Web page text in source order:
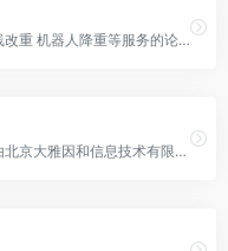
PaperTime,提供免费论文查重 在线改重 机器人降重等服务的论文检测系统
大雅,专业的论文相似度分析平台,由北京大雅因和信息技术有限公司运营,提供相似度检测,AIGC检测,报告真伪查询等服务,支持高校与科研机构用户